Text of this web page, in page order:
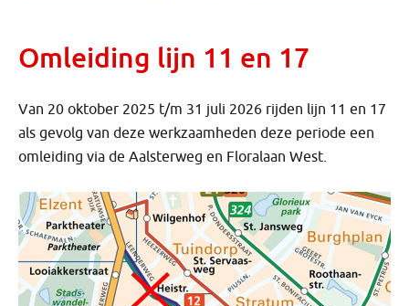
Omleiding lijn 11 en 17
Van 20 oktober 2025 t/m 31 juli 2026 rijden lijn 11 en 17
als gevolg van deze werkzaamheden deze periode een
omleiding via de Aalsterweg en Floralaan West.